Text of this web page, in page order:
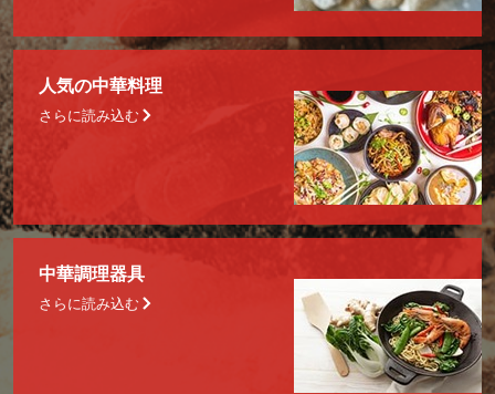
人気の中華料理
さらに読み込む
中華調理器具
さらに読み込む